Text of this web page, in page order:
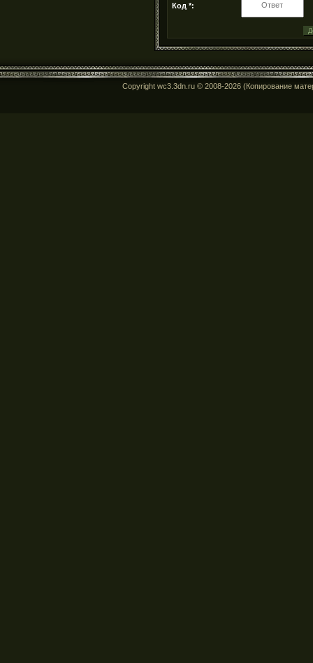
Код *:
Copyright wc3.3dn.ru © 2008-2026 (Копирование